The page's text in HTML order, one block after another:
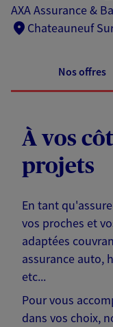
AXA Assurance &
Chateauneuf
Nos offres
À vos
projets
En tant
vos proches et
adaptées
assurance auto,
etc...
Pour vous
dans vos choix,